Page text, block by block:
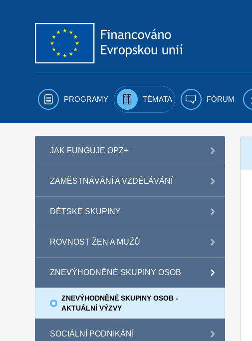
PROGRAMY TÉMATA FÓRUM
JAK FUNGUJE OPZ+
ZAMĚSTNÁVÁNÍ A VZDĚLÁVÁNÍ
DĚTSKÉ SKUPINY
ROVNOST ŽEN A MUŽŮ
ZNEVÝHODNĚNÉ SKUPINY OSOB
ZNEVÝHODNĚNÉ SKUPINY OSOB -
AKTUÁLNÍ VÝZVY
SOCIÁLNÍ PODNIKÁNÍ